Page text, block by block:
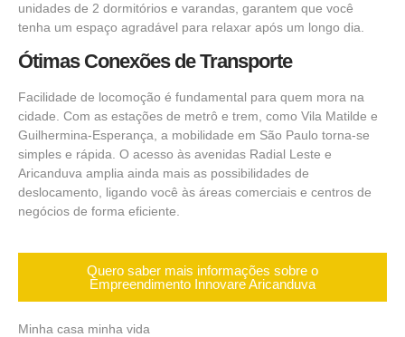
unidades de 2 dormitórios e varandas, garantem que você
tenha um espaço agradável para relaxar após um longo dia.
Ótimas Conexões de Transporte
Facilidade de locomoção é fundamental para quem mora na
cidade. Com as estações de metrô e trem, como Vila Matilde e
Guilhermina-Esperança, a mobilidade em São Paulo torna-se
simples e rápida. O acesso às avenidas Radial Leste e
Aricanduva amplia ainda mais as possibilidades de
deslocamento, ligando você às áreas comerciais e centros de
negócios de forma eficiente.
Quero saber mais informações sobre o
Empreendimento Innovare Aricanduva
Minha casa minha vida